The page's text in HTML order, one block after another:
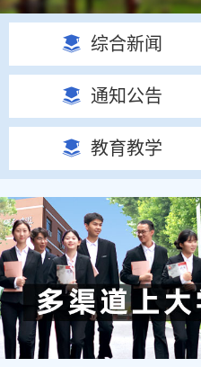
综合新闻
通知公告
教育教学